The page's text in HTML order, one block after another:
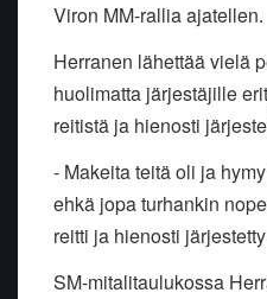
Viron MM-rallia ajatellen.
Herranen lähettää vielä
huolimatta järjestäjille
reitistä ja hienosti
- Makeita teitä oli ja
ehkä jopa turhankin
reitti ja hienosti
SM-mitalitaulukossa